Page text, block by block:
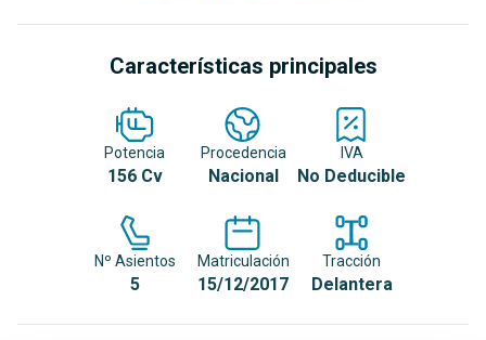
Características principales
Potencia
156 Cv
Procedencia
Nacional
IVA
No Deducible
Nº Asientos
5
Matriculación
15/12/2017
Tracción
Delantera